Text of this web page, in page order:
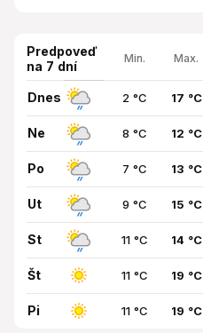
Predpoveď
na 7 dní
Min. Max.
Dnes 2 °C 17 °C
Ne 8 °C 12 °C
Po 7 °C 13 °C
Ut 9 °C 15 °C
St 11 °C 14 °C
Št 11 °C 19 °C
Pi 11 °C 19 °C